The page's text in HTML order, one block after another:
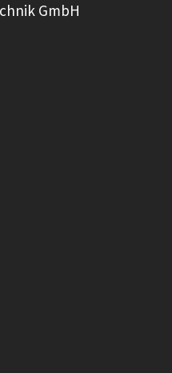
GmbH